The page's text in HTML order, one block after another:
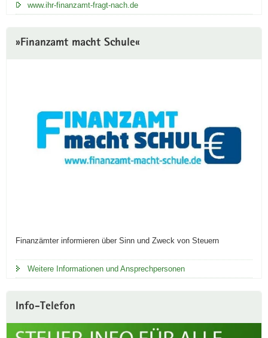
www.ihr-finanzamt-fragt-nach.de
»Finanzamt macht Schule«
Finanzämter informieren über Sinn und Zweck von Steuern
Weitere Informationen und Ansprechpersonen
Info-Telefon